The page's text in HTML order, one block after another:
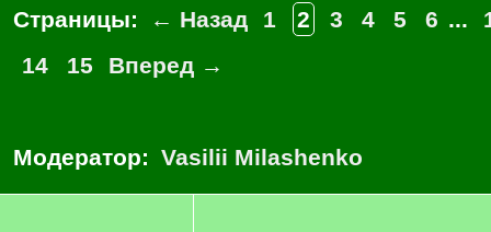
Страницы: ← Назад 1 2 3 4 5 6 ...
14
15 Вперед →
Модератор: Vasilii Milashenko